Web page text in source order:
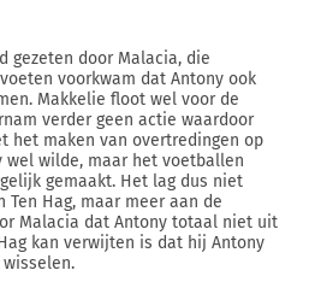
gezeten door Malacia, die
voorkwam dat Antony ook
Makkelie floot wel voor de
verder geen actie waardoor
het maken van overtredingen op
wel wilde, maar het voetballen
gemaakt. Het lag dus niet
Ten Hag, maar meer aan de
Malacia dat Antony totaal niet uit
kan verwijten is dat hij Antony